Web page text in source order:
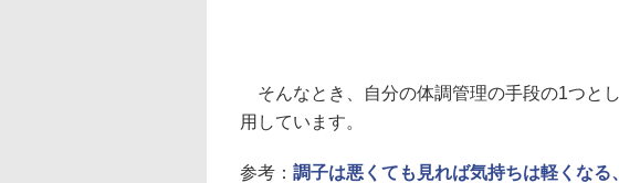
そんなとき、自分の体調管理の手段の1つと
用しています。
参考： 調子は悪くても見れば気持ちは軽くな